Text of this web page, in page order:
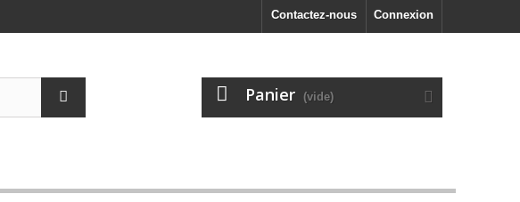
Connexion
Contactez-nous
Panier (vide)